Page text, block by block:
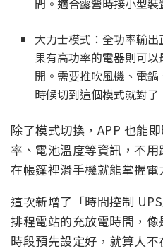
間。適合露營時接小型裝
大力士模式：全功率輸
果有高功率的電器則可
開。需要推吹風機、電
時候切到這個模式就對了
除了模式切換，APP 也能
率、電池溫度等資訊，不
在帳篷裡滑手機就能掌握電
這次新增了「時間控制
排程電站的充放電時間，
時段預先設定好，就算人